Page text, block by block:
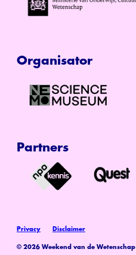
Organisator
Partners
© 2026 Weekend van de Wetenschap
Privacy Disclaimer